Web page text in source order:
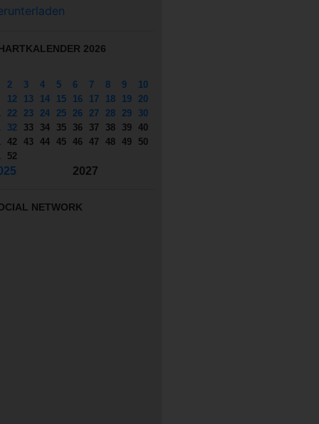
2026
2 3 4 5 6 7 8 9
10
12 13 14 15 16 17 18 19
20
22 23 24 25 26 27 28 29
30
32 33 34 35 36 37 38 39 40
42 43 44 45 46 47 48 49
50
52
2027
NETWORK